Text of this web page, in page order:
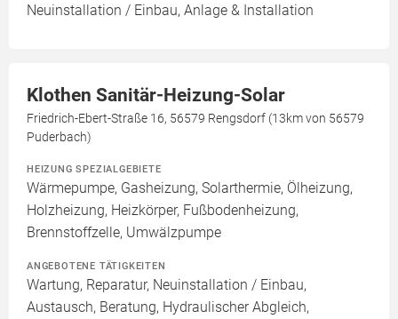
Neuinstallation / Einbau, Anlage & Installation
Klothen Sanitär-Heizung-Solar
Friedrich-Ebert-Straße 16, 56579 Rengsdorf (13km von 56579
Puderbach)
HEIZUNG SPEZIALGEBIETE
Wärmepumpe, Gasheizung, Solarthermie, Ölheizung,
Holzheizung, Heizkörper, Fußbodenheizung,
Brennstoffzelle, Umwälzpumpe
ANGEBOTENE TÄTIGKEITEN
Wartung, Reparatur, Neuinstallation / Einbau,
Austausch, Beratung, Hydraulischer Abgleich,